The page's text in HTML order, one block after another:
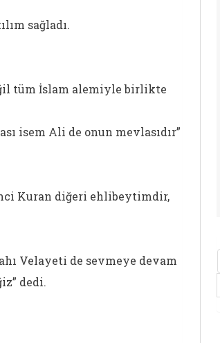
sağladı.
tüm İslam alemiyle birlikte
isem Ali de onun mevlasıdır”
Kuran diğeri ehlibeytimdir,
Velayeti de sevmeye devam
dedi.